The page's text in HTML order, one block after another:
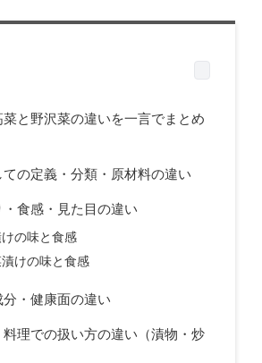
菜と野沢菜の違いを一言でまとめ
ての定義・分類・原材料の違い
・食感・見た目の違い
の味と食感
けの味と食感
・健康面の違い
料理での扱い方の違い（漬物・炒